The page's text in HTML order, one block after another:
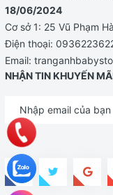
18/06/2024
Cơ sở 1: 25 Vũ Phạm
Điện thoại:
Email:
NHẬN TIN KHUYẾN